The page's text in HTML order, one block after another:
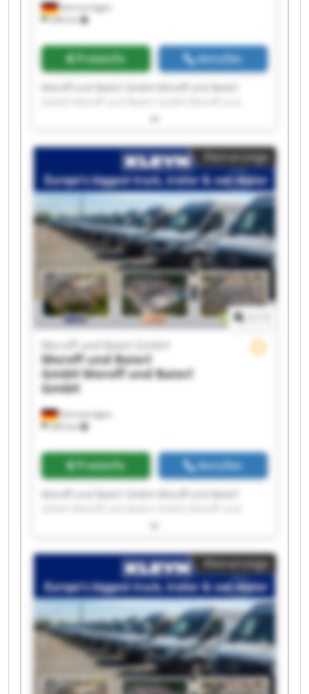
Hermaringen
340 km
Preisinfo Anrufen
Moroff und Baierl GmbH Moroff und Baierl
Baierl GmbH Moroff und Baierl GmbH Moroff
Moroff und Baierl GmbH Moroff und Baierl
GmbH Moroff und Baierl GmbH Moroff und
Baierl GmbH Moroff und Baierl GmbH Moroff
und Baierl GmbH Moroff und Baierl GmbH
Moroff und Baierl GmbH Moroff und Baierl
GmbH Moroff und Baierl GmbH Moroff und
Baierl GmbH Moroff und Baierl GmbH Moroff
und Baierl GmbH
Kleinanzeige
Hermaringen
340 km
Moroff und Baierl GmbH
Moroff und Baierl
GmbHMoroff und Baierl
GmbH
Preisinfo Anrufen
Moroff und Baierl GmbH Moroff und Baierl
Baierl GmbH Moroff und Baierl GmbH Moroff
Moroff und Baierl GmbH Moroff und Baierl
GmbH Moroff und Baierl GmbH Moroff und
Baierl GmbH Moroff und Baierl GmbH Moroff
und Baierl GmbH Moroff und Baierl GmbH
Moroff und Baierl GmbH Moroff und Baierl
GmbH Moroff und Baierl GmbH Moroff und
Baierl GmbH Moroff und Baierl GmbH Moroff
und Baierl GmbH
Kleinanzeige